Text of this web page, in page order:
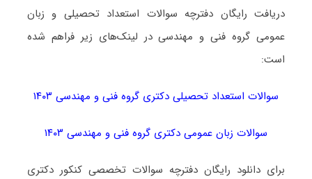
دریافت رایگان دفترچه سوالات استعداد تحصیلی و زبان
عمومی گروه فنی و مهندسی در لینک‌های زیر فراهم شده
است:
سوالات استعداد تحصیلی دکتری گروه فنی و مهندسی ۱۴۰۳
سوالات زبان عمومی دکتری گروه فنی و مهندسی ۱۴۰۳
برای دانلود رایگان دفترچه سوالات تخصصی کنکور دکتری